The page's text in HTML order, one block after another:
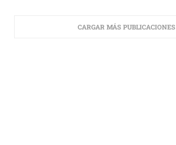
CARGAR MÁS PUBLICACIONES